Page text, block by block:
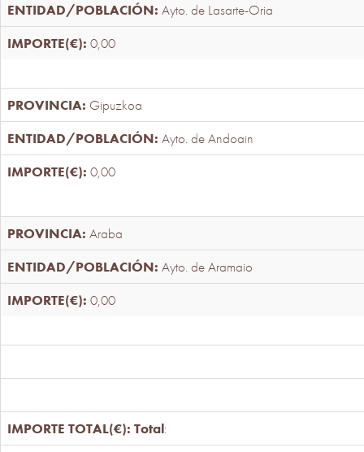
Ayto. de Lasarte-Oria
0,00
Gipuzkoa
Ayto. de Andoain
0,00
Araba
Ayto. de Aramaio
0,00
Total: